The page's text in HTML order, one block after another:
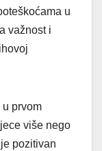
u
važnost i
prvom
više nego
pozitivan